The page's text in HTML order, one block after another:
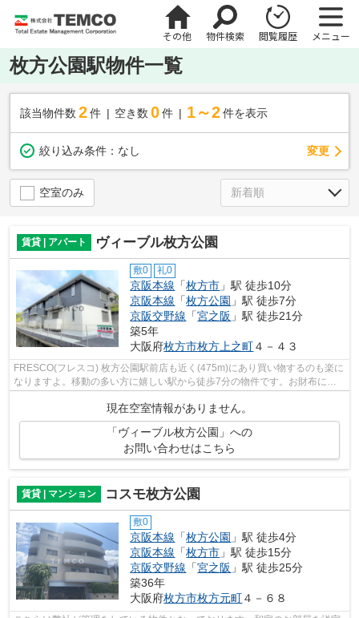
その他 物件検索 閲覧履歴 メニュー
枚方公園駅物件一覧
該当物件数 2件 空き数 0 件 1～2 件を表示
絞り込み条件： なし 変更
空室のみ
賃貸 | アパート ヴィーブル枚方公園
敷0 礼0
京阪本線 「枚方市 」駅 徒歩10分
京阪本線 「枚方公園 」駅 徒歩7分
京阪交野線 「宮之阪 」駅 徒歩21分
築5年
大阪府枚方市枚方上之町４－４３
FRESCO(フレスコ) 枚方公園駅前店も近く(475m)にあり買い物するのも楽に
なりますよ。移動の多い方に嬉しい駅から徒歩7分の物件です。お財布にも
優しい、照明要らずの明るい物件となっ...
現在空室情報がありません。
「ヴィーブル枚方公園」への
お問い合わせはこちら
賃貸 | マンション コスモ枚方公園
敷0
京阪本線 「枚方公園 」駅 徒歩4分
京阪本線 「枚方市 」駅 徒歩15分
京阪交野線 「宮之阪 」駅 徒歩25分
築36年
大阪府枚方市枚方元町４－６８